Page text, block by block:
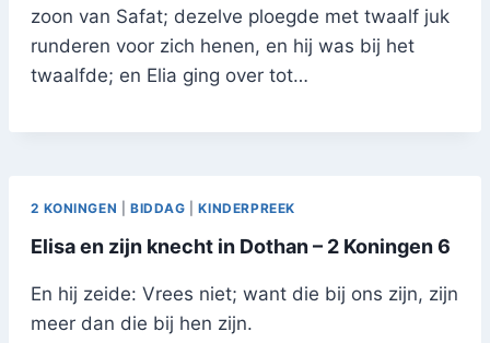
zoon van Safat; dezelve ploegde met twaalf juk
runderen voor zich henen, en hij was bij het
twaalfde; en Elia ging over tot…
2 KONINGEN |BIDDAG |KINDERPREEK
Elisa en zijn knecht in Dothan – 2 Koningen 6
En hij zeide: Vrees niet; want die bij ons zijn, zijn
meer dan die bij hen zijn.